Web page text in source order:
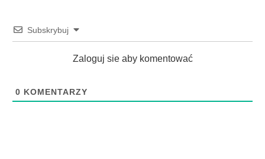
Subskrybuj
Zaloguj sie aby komentować
0 KOMENTARZY